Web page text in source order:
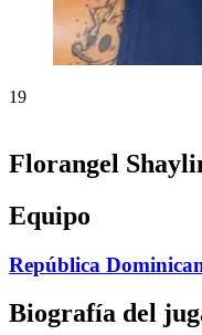
19
Florangel
Equipo
República
Biografía del